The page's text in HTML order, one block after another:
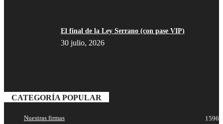
Threads
El final de la Ley Serrano (con pase VIP)
30 julio, 2026
CATEGORÍA POPULAR
Nuestras firmas
1596